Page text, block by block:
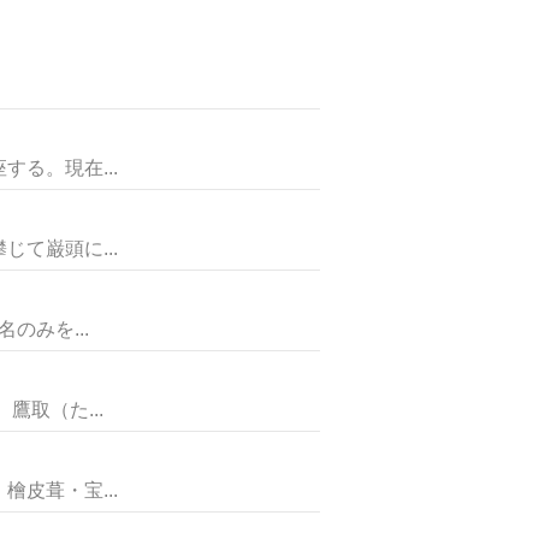
る。現在...
て巌頭に...
のみを...
取（た...
皮葺・宝...